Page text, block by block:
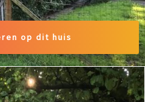
op dit huis